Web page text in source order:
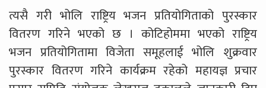
त्यसै गरी भोलि राष्ट्रिय भजन प्रतियोगिताको पुरस्कार
वितरण गरिने भएको छ । कोटिहोममा भएको राष्ट्रिय
भजन प्रतियोगितामा विजेता समूहलाई भोलि शुक्रवार
पुरस्कार वितरण गरिने कार्यक्रम रहेको महायज्ञ प्रचार